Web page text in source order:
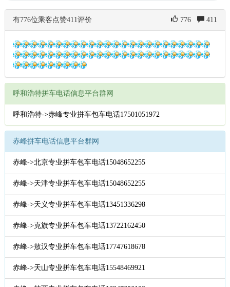
有776位乘客点赞411评价 776 411
呼和浩特拼车电话信息平台群网
呼和浩特->赤峰专业拼车包车电话17501051972
赤峰拼车电话信息平台群网
赤峰->北京专业拼车包车电话15048652255
赤峰->天津专业拼车包车电话15048652255
赤峰->天义专业拼车包车电话13451336298
赤峰->克旗专业拼车包车电话13722162450
赤峰->敖汉专业拼车包车电话17747618678
赤峰->天山专业拼车包车电话15548469921